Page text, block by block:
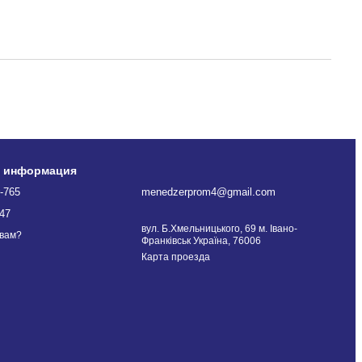
информация
765
menedzerprom4@gmail.com
вул. Б.Хмельницького, 69 м. Івано-
Франківськ Україна, 76006
Карта проезда